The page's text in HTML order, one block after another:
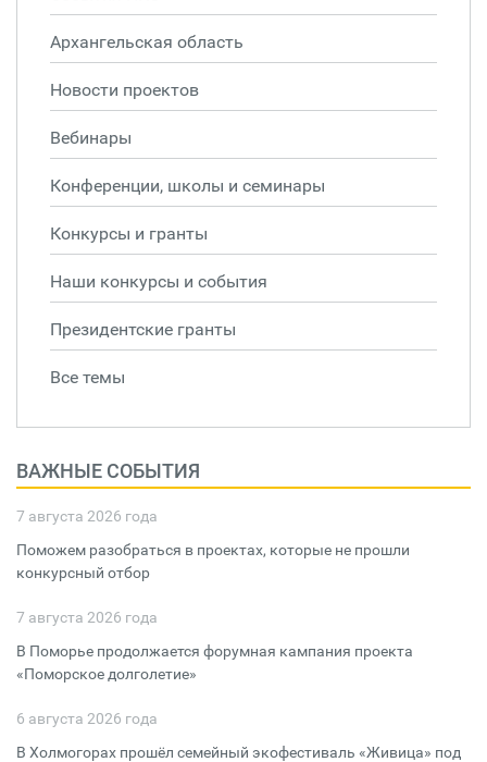
Архангельская область
Новости проектов
Вебинары
Конференции, школы и семинары
Конкурсы и гранты
Наши конкурсы и события
Президентские гранты
Все темы
ВАЖНЫЕ СОБЫТИЯ
7 августа 2026 года
Поможем разобраться в проектах, которые не прошли
конкурсный отбор
7 августа 2026 года
В Поморье продолжается форумная кампания проекта
«Поморское долголетие»
6 августа 2026 года
В Холмогорах прошёл семейный экофестиваль «Живица» под